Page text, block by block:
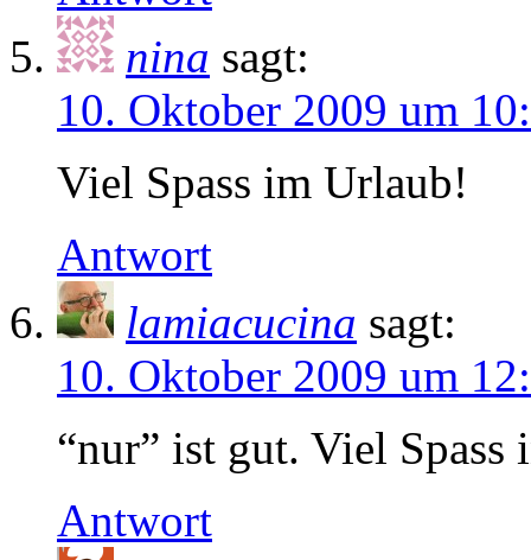
nina sagt:
10. Oktober 2009 um
Viel Spass im Urlaub!
Antwort
lamiacucina sagt:
10. Oktober 2009 um
“nur” ist gut. Viel Spass
Antwort